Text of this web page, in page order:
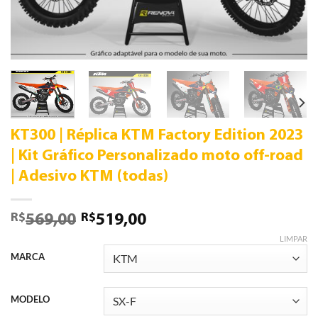
KT300 | Réplica KTM Factory Edition 2023
| Kit Gráfico Personalizado moto off-road
| Adesivo KTM (todas)
R$569,00 R$519,00
MARCA
MODELO
LIMPAR